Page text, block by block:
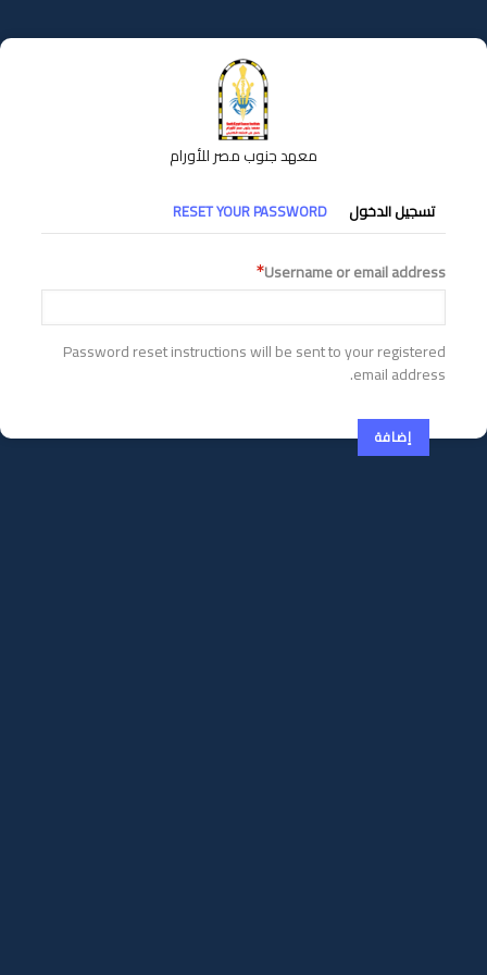
إلى
المحتوى
معهد جنوب مصر للأورام
التبويبات
الأساسية
تسجيل الدخول RESET YOUR PASSWORD
Username or email address
Password reset instructions will be sent to your registered
email address.